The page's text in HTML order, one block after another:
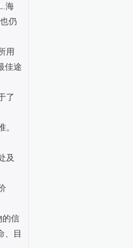
海
仍
用
佳途
了
及
的信
、目